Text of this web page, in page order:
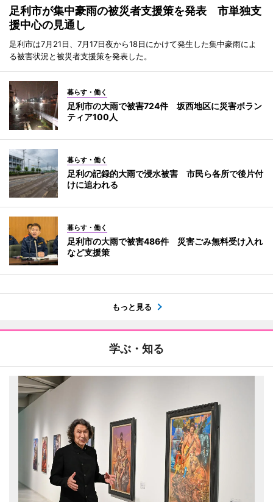
足利市が集中豪雨の被災者支援策を発表 市単独支
援中心の見通し
足利市は7月21日、7月17日夜から18日にかけて発生した集中豪雨によ
る被害状況と被災者支援策を発表した。
暮らす・働く
足利市の大雨で被害724件 坂西地区に災害ボラン
ティア100人
暮らす・働く
足利の記録的大雨で浸水被害 市民ら各所で後片付
けに追われる
暮らす・働く
足利市の大雨で被害486件 災害ごみ無料受け入れ
など支援策
もっと見る
学ぶ・知る